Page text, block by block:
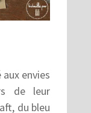
envies
de leur
du bleu